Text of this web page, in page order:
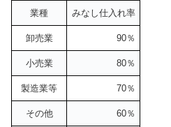
業種 みなし仕入れ率
卸売業 90％
小売業 80％
製造業等 70％
その他 60％